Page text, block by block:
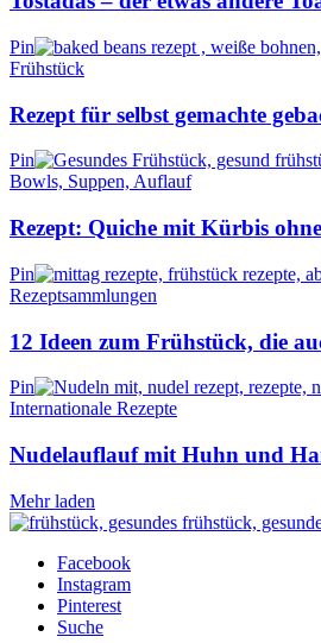
Pin
Frühstück
Rezept für selbst gemachte
Pin
Bowls, Suppen, Auflauf
Rezept: Quiche mit Kürbis
Pin
Rezeptsammlungen
12 Ideen zum Frühstück, die
Pin
Internationale Rezepte
Nudelauflauf mit Huhn und
Mehr laden
Facebook
Instagram
Pinterest
Suche